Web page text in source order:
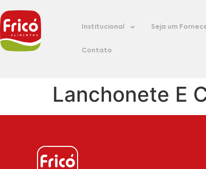
Institucional Seja um
Contato
Lanchonete E